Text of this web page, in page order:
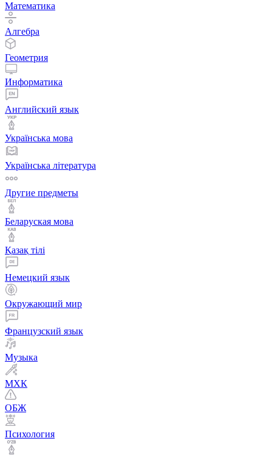
Математика
Алгебра
Геометрия
Информатика
Английский язык
Українська мова
Українська література
Другие предметы
Беларуская мова
Қазақ тiлi
Немецкий язык
Окружающий мир
Французский язык
Музыка
МХК
ОБЖ
Психология